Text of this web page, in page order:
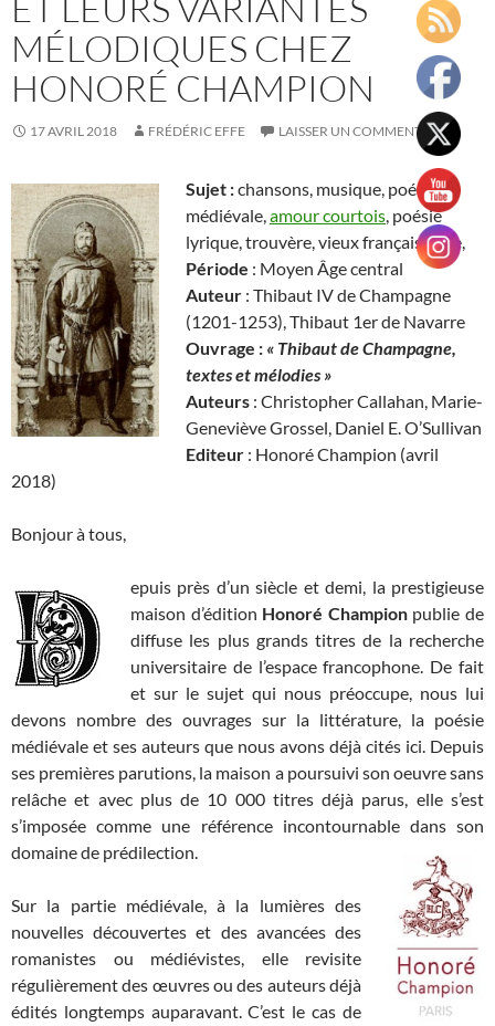
MÉLODIQUES CHEZ
HONORÉ CHAMPION
17 AVRIL 2018 FRÉDÉRIC EFFE LAISSER UN COMMENTAIRE
Sujet :chansons, musique, poésie
médiévale,amour courtois, poésie
lyrique, trouvère, vieux français. livre,
Période : Moyen Âge central
Auteur : Thibaut IV de Champagne
(1201-1253), Thibaut 1er de Navarre
Ouvrage : « Thibaut de Champagne,
textes et mélodies »
Auteurs : Christopher Callahan, Marie-
Geneviève Grossel, Daniel E. O’Sullivan
Editeur : Honoré Champion (avril
2018)
Bonjour à tous,
epuis près d’un siècle et demi, la prestigieuse
maison d’édition Honoré Championpublie de
diffuse les plus grands titres de la recherche
universitaire de l’espace francophone. De fait
et sur le sujet qui nous préoccupe, nous lui
devons nombre des ouvrages sur la littérature, la poésie
médiévale et ses auteurs que nous avons déjà cités ici. Depuis
ses premières parutions, la maison a poursuivi son oeuvre sans
relâche et avec plus de 10 000 titres déjà parus, elle s’est
s’imposée comme une référence incontournable dans son
domaine de prédilection.
Sur la partie médiévale, à la lumières des
nouvelles découvertes et des avancées des
romanistes ou médiévistes, elle revisite
régulièrement des œuvres ou des auteurs déjà
édités longtemps auparavant. C’est le cas de